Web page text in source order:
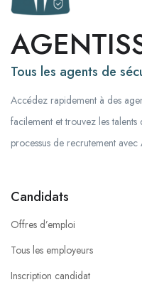
Tous les agents de
Accédez rapidement à des
facilement et trouvez les
processus de recrutement avec
Candidats
Offres d’emploi
Tous les employeurs
Inscription candidat